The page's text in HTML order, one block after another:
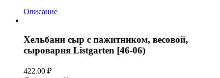
Описание
Хельбани сыр с пажитником, весовой,
сыроварня Listgarten [46-06)
422.00 ₽